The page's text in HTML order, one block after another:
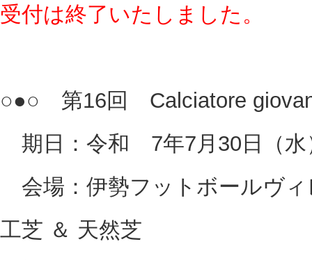
受付は終了いたしました。
○●○ 第16回 Calciatore
期日：令和 7年7月30日（水
会場：伊勢フットボールヴ
工芝 ＆ 天然芝